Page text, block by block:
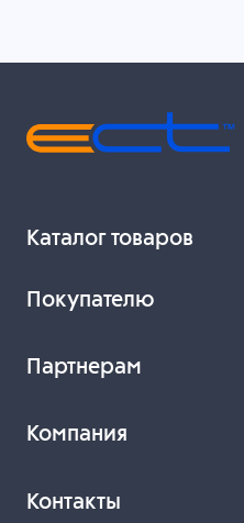
Каталог товаров
Покупателю
Партнерам
Компания
Контакты